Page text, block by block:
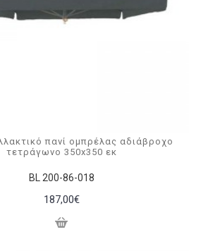
BL 200-86-018
πανί ομπρέλας αδιάβροχο
τετράγωνο 350x350 εκ
187,00€